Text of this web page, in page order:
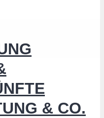
& CO.